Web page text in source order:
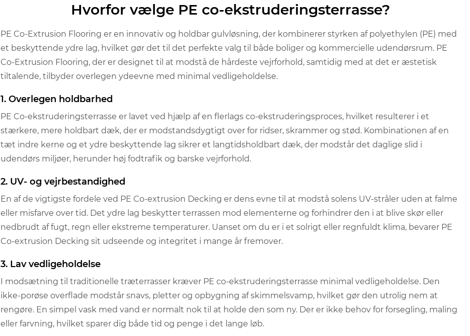
Hvorfor vælge PE co-ekstruderingsterrasse?
PE Co-Extrusion Flooring er en innovativ og holdbar gulvløsning, der kombinerer styrken af ​​polyethylen (PE) med
et beskyttende ydre lag, hvilket gør det til det perfekte valg til både boliger og kommercielle udendørsrum. PE
Co-Extrusion Flooring, der er designet til at modstå de hårdeste vejrforhold, samtidig med at det er æstetisk
tiltalende, tilbyder overlegen ydeevne med minimal vedligeholdelse.
1. Overlegen holdbarhed
PE Co-ekstruderingsterrasse er lavet ved hjælp af en flerlags co-ekstruderingsproces, hvilket resulterer i et
stærkere, mere holdbart dæk, der er modstandsdygtigt over for ridser, skrammer og stød. Kombinationen af ​​en
tæt indre kerne og et ydre beskyttende lag sikrer et langtidsholdbart dæk, der modstår det daglige slid i
udendørs miljøer, herunder høj fodtrafik og barske vejrforhold.
2. UV- og vejrbestandighed
En af de vigtigste fordele ved PE Co-extrusion Decking er dens evne til at modstå solens UV-stråler uden at falme
eller misfarve over tid. Det ydre lag beskytter terrassen mod elementerne og forhindrer den i at blive skør eller
nedbrudt af fugt, regn eller ekstreme temperaturer. Uanset om du er i et solrigt eller regnfuldt klima, bevarer PE
Co-extrusion Decking sit udseende og integritet i mange år fremover.
3. Lav vedligeholdelse
I modsætning til traditionelle træterrasser kræver PE co-ekstruderingsterrasse minimal vedligeholdelse. Den
ikke-porøse overflade modstår snavs, pletter og opbygning af skimmelsvamp, hvilket gør den utrolig nem at
rengøre. En simpel vask med vand er normalt nok til at holde den som ny. Der er ikke behov for forsegling, maling
eller farvning, hvilket sparer dig både tid og penge i det lange løb.